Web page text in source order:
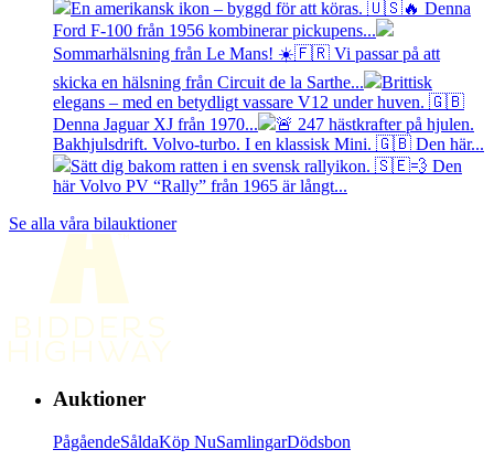
En amerikansk ikon – byggd för att köras. 🇺🇸🔥 Denna
Ford F-100 från 1956 kombinerar pickupens...
Sommarhälsning från Le Mans! ☀️🇫🇷 Vi passar på att
skicka en hälsning från Circuit de la Sarthe...
Brittisk
elegans – med en betydligt vassare V12 under huven. 🇬🇧
Denna Jaguar XJ från 1970...
🚨 247 hästkrafter på hjulen.
Bakhjulsdrift. Volvo-turbo. I en klassisk Mini. 🇬🇧 Den här...
Sätt dig bakom ratten i en svensk rallyikon. 🇸🇪💨 Den
här Volvo PV “Rally” från 1965 är långt...
Se alla våra bilauktioner
Auktioner
PågåendeSåldaKöp NuSamlingarDödsbon